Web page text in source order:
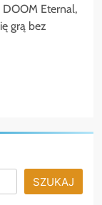
Eternal,
grą bez
SZUKAJ